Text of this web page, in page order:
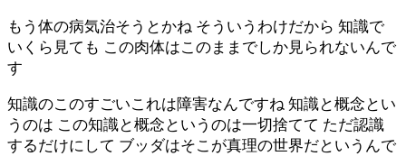
もう体の病気治そうとかね そういうわけだから 知識で
いくら見ても この肉体はこのままでしか見られないんで
す
知識のこのすごいこれは障害なんですね 知識と概念とい
うのは この知識と概念というのは一切捨てて ただ認識
するだけにして ブッダはそこが真理の世界だというんで